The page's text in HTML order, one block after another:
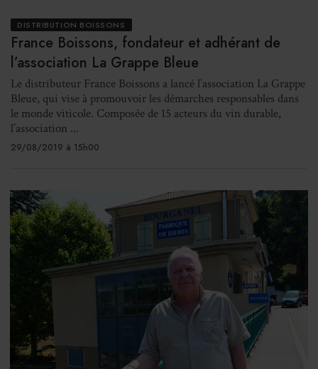
DISTRIBUTION BOISSONS
France Boissons, fondateur et adhérant de
l’association La Grappe Bleue
Le distributeur France Boissons a lancé l’association La Grappe
Bleue, qui vise à promouvoir les démarches responsables dans
le monde viticole. Composée de 15 acteurs du vin durable,
l’association ...
29/08/2019 à 15h00